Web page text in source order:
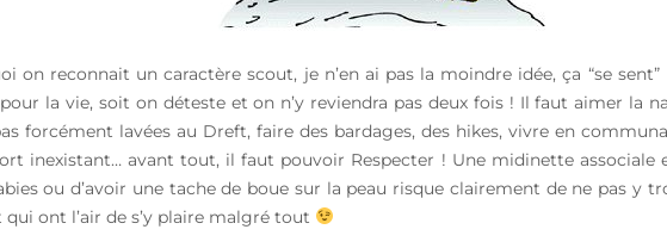
on reconnait un caractère scout, je n’en ai pas la moindre idée, ça “se
la vie, soit on déteste et on n’y reviendra pas deux fois ! Il faut aimer la
forcément lavées au Dreft, faire des bardages, des hikes, vivre en
inexistant… avant tout, il faut pouvoir Respecter ! Une midinette associale
ou d’avoir une tache de boue sur la peau risque clairement de ne pas y
ont l’air de s’y plaire malgré tout